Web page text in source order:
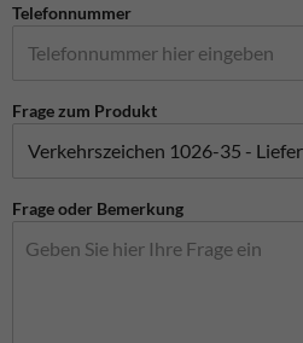
Telefonnummer
Frage zum Produkt
Frage oder Bemerkung